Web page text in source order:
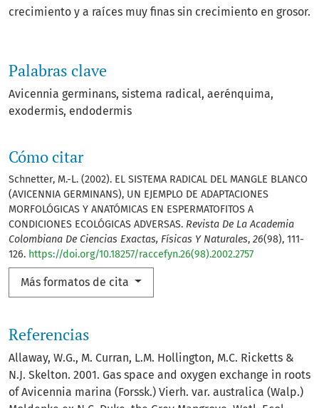
Palabras clave
Avicennia germinans sistema radical aerénquima
exodermis endodermis
Cómo citar
Schnetter, M.-L. (2002). EL SISTEMA RADICAL DEL MANGLE BLANCO
(AVICENNIA GERMINANS), UN EJEMPLO DE ADAPTACIONES
MORFOLÓGICAS Y ANATÓMICAS EN ESPERMATOFITOS A
CONDICIONES ECOLÓGICAS ADVERSAS. Revista De La Academia
Colombiana De Ciencias Exactas, Físicas Y Naturales, 26(98), 111-
126. https://doi.org/10.18257/raccefyn.26(98).2002.2757
Más formatos de cita
crecimiento y a raíces muy finas sin crecimiento en grosor.
Referencias
Allaway, W.G., M. Curran, L.M. Hollington, M.C. Ricketts &
N.J. Skelton. 2001. Gas space and oxygen exchange in roots
of Avicennia marina (Forssk.) Vierh. var. australica (Walp.)